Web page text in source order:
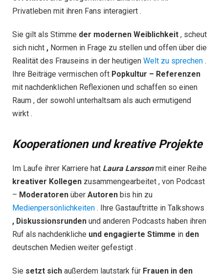
Privatleben mit ihren Fans interagiert .
Sie gilt als Stimme der modernen Weiblichkeit , scheut
sich nicht , Normen in Frage zu stellen und offen über die
Realität des Frauseins in der heutigen Welt zu sprechen .
Ihre Beiträge vermischen oft Popkultur – Referenzen
mit nachdenklichen Reflexionen und schaffen so einen
Raum , der sowohl unterhaltsam als auch ermutigend
wirkt .
Kooperationen und kreative Projekte
Im Laufe ihrer Karriere hat Laura Larssonmit einer Reihe
kreativer Kollegen zusammengearbeitet , von Podcast
– Moderatoren über Autoren bis hin zu
Medienpersönlichkeiten . Ihre Gastauftritte in Talkshows
, Diskussionsrunden und anderen Podcasts haben ihren
Ruf als nachdenkliche und engagierte Stimme in den
deutschen Medien weiter gefestigt .
Sie setzt sich außerdem lautstark für Frauen in den